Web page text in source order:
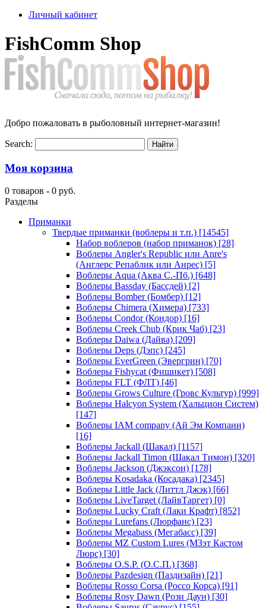
Личный кабинет
FishComm Shop
Добро пожаловать в рыболовный интернет-магазин!
Search:
Моя корзина
0 товаров - 0 руб.
Разделы
Приманки
Твердые приманки (воблеры и т.п.) [14545]
Набор воблеров (набор приманок) [28]
Воблеры Angler's Republic или Anre's
(Англерс Репаблик или Анрес) [5]
Воблеры Aqua (Аква С.-Пб.) [648]
Воблеры Bassday (Бассдей) [2]
Воблеры Bomber (Бомбер) [12]
Воблеры Chimera (Химера) [733]
Воблеры Condor (Кондор) [16]
Воблеры Creek Chub (Крик Чаб) [23]
Воблеры Daiwa (Дайва) [209]
Воблеры Deps (Дэпс) [245]
Воблеры EverGreen (Эвергрин) [70]
Воблеры Fishycat (Фишикет) [508]
Воблеры FLT (ФЛТ) [46]
Воблеры Grows Culture (Гровс Культур) [999]
Воблеры Halcyon System (Хальцион Систем)
[147]
Воблеры IAM company (Ай Эм Компани)
[16]
Воблеры Jackall (Шакал) [1157]
Воблеры Jackall Timon (Шакал Тимон) [320]
Воблеры Jackson (Джэксон) [178]
Воблеры Kosadaka (Косадака) [2345]
Воблеры Little Jack (Литтл Джэк) [66]
Воблеры LiveTarget (ЛайвТаргет) [0]
Воблеры Lucky Craft (Лаки Крафт) [852]
Воблеры Lurefans (Люрфанс) [23]
Воблеры Megabass (Мегабасс) [39]
Воблеры MZ Custom Lures (МЗэт Кастом
Люрс) [30]
Воблеры O.S.P. (О.С.П.) [368]
Воблеры Pazdesign (Паздизайн) [21]
Воблеры Rosso Corsa (Россо Корса) [91]
Воблеры Rosy Dawn (Рози Даун) [30]